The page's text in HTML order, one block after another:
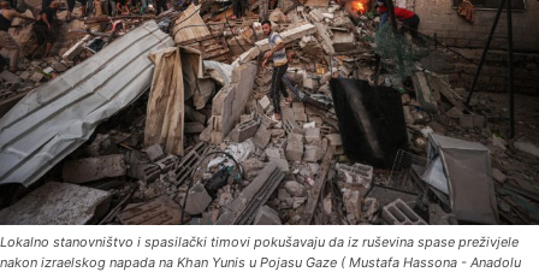
Lokalno stanovništvo i spasilački timovi pokušavaju da iz ruševina spase preživjele
nakon izraelskog napada na Khan Yunis u Pojasu Gaze ( Mustafa Hassona - Anadolu